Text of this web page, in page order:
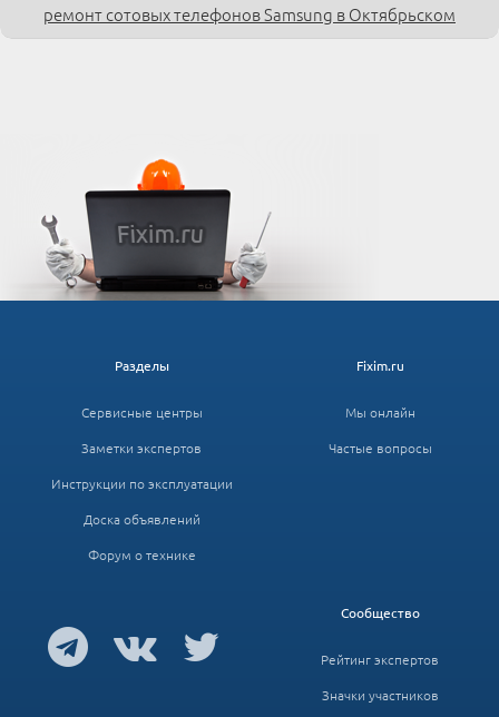
ремонт сотовых телефонов Samsung в Октябрьском
Fixim.ru
Мы онлайн
Частые вопросы
Разделы
Сервисные центры
Заметки экспертов
Инструкции по эксплуатации
Доска объявлений
Форум о технике
Сообщество
Рейтинг экспертов
Значки участников